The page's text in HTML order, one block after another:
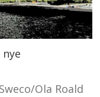
nye
Sweco/Ola Roald